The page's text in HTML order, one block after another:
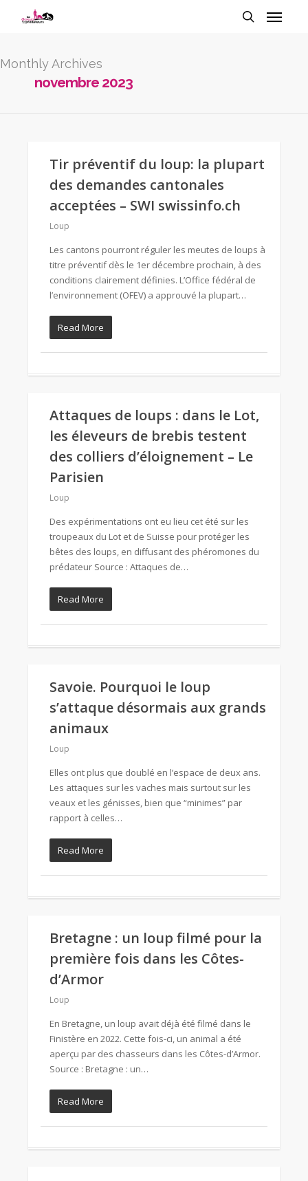
Monthly Archives
novembre 2023
Tir préventif du loup: la plupart
des demandes cantonales
acceptées – SWI swissinfo.ch
Loup
Les cantons pourront réguler les meutes de loups à
titre préventif dès le 1er décembre prochain, à des
conditions clairement définies. L’Office fédéral de
l’environnement (OFEV) a approuvé la plupart…
Read More
Attaques de loups : dans le Lot,
les éleveurs de brebis testent
des colliers d’éloignement – Le
Parisien
Loup
Des expérimentations ont eu lieu cet été sur les
troupeaux du Lot et de Suisse pour protéger les
bêtes des loups, en diffusant des phéromones du
prédateur Source : Attaques de…
Read More
Savoie. Pourquoi le loup
s’attaque désormais aux grands
animaux
Loup
Elles ont plus que doublé en l’espace de deux ans.
Les attaques sur les vaches mais surtout sur les
veaux et les génisses, bien que “minimes” par
rapport à celles…
Read More
Bretagne : un loup filmé pour la
première fois dans les Côtes-
d’Armor
Loup
En Bretagne, un loup avait déjà été filmé dans le
Finistère en 2022. Cette fois-ci, un animal a été
aperçu par des chasseurs dans les Côtes-d’Armor.
Source : Bretagne : un…
Read More